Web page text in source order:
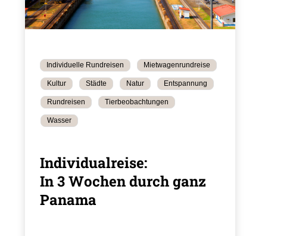
Individuelle Rundreisen Mietwagenrundreise
Kultur Städte Natur Entspannung
Rundreisen Tierbeobachtungen
Wasser
Individualreise:
In 3 Wochen durch ganz
Panama